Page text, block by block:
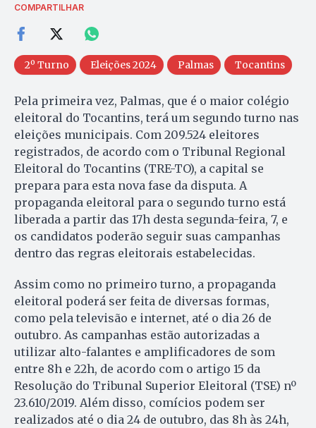
COMPARTILHAR
2º Turno Eleições 2024 Palmas Tocantins
Pela primeira vez, Palmas, que é o maior colégio
eleitoral do Tocantins, terá um segundo turno nas
eleições municipais. Com 209.524 eleitores
registrados, de acordo com o Tribunal Regional
Eleitoral do Tocantins (TRE-TO), a capital se
prepara para esta nova fase da disputa. A
propaganda eleitoral para o segundo turno está
liberada a partir das 17h desta segunda-feira, 7, e
os candidatos poderão seguir suas campanhas
dentro das regras eleitorais estabelecidas.
Assim como no primeiro turno, a propaganda
eleitoral poderá ser feita de diversas formas,
como pela televisão e internet, até o dia 26 de
outubro. As campanhas estão autorizadas a
utilizar alto-falantes e amplificadores de som
entre 8h e 22h, de acordo com o artigo 15 da
Resolução do Tribunal Superior Eleitoral (TSE) nº
23.610/2019. Além disso, comícios podem ser
realizados até o dia 24 de outubro, das 8h às 24h,